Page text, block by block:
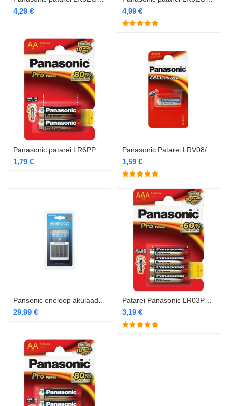
4,29 € 4,99 €
1,79 € 1,59 €
29,99 € 3,19 €